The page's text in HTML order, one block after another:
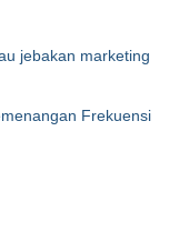
jebakan marketing
Frekuensi